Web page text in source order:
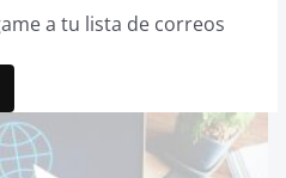
a tu lista de correos